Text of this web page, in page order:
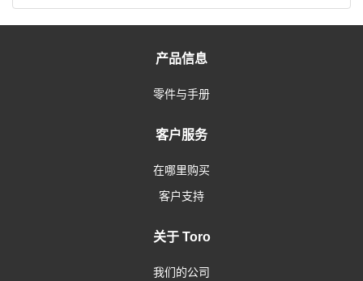
产品信息
零件与手册
客户服务
在哪里购买
客户支持
关于 Toro
我们的公司